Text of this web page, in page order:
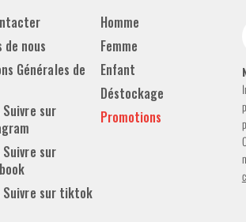
de nous
Générales de
Suivre sur
Suivre sur
Suivre sur tiktok
Homme
Femme
Enfant
Déstockage
Promotions